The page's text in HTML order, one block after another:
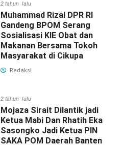
2 tahun lalu
Muhammad Rizal DPR RI
Gandeng BPOM Serang
Sosialisasi KIE Obat dan
Makanan Bersama Tokoh
Masyarakat di Cikupa
Redaksi
2 tahun lalu
Mojaza Sirait Dilantik jadi
Ketua Mabi Dan Rhatih Eka
Sasongko Jadi Ketua PIN
SAKA POM Daerah Banten